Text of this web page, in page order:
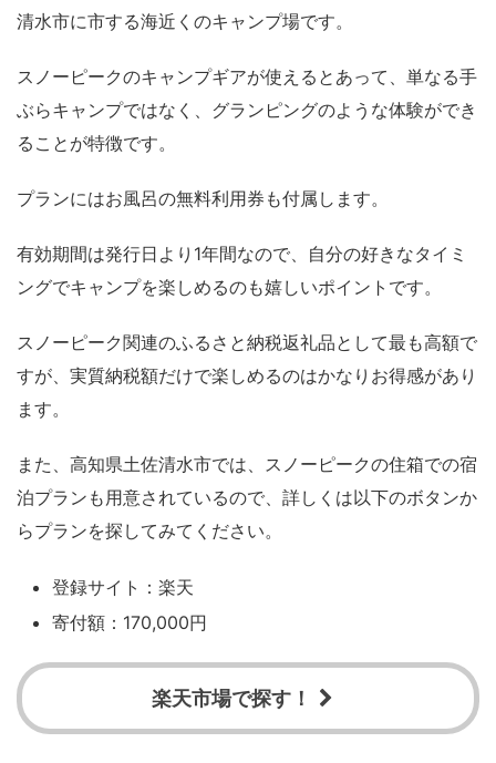
清水市に市する海近くのキャンプ場です。
スノーピークのキャンプギアが使えるとあって、単なる手
ぶらキャンプではなく、グランピングのような体験ができ
ることが特徴です。
プランにはお風呂の無料利用券も付属します。
有効期間は発行日より1年間なので、自分の好きなタイミ
ングでキャンプを楽しめるのも嬉しいポイントです。
スノーピーク関連のふるさと納税返礼品として最も高額で
すが、実質納税額だけで楽しめるのはかなりお得感があり
ます。
また、高知県土佐清水市では、スノーピークの住箱での宿
泊プランも用意されているので、詳しくは以下のボタンか
らプランを探してみてください。
登録サイト：楽天
寄付額：170,000円
楽天市場で探す！